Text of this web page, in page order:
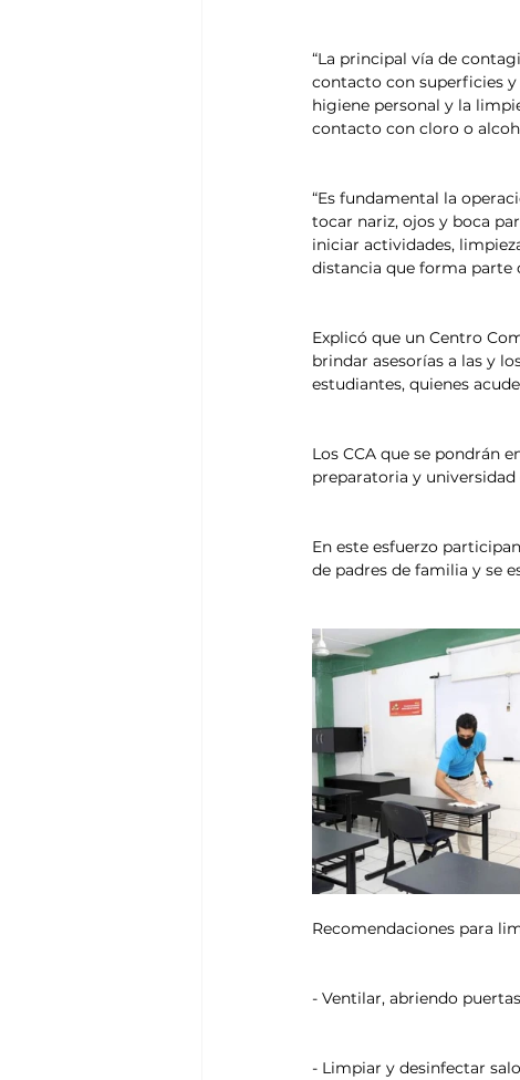
“La principal vía de
contacto con superficies
higiene personal y la
contacto con cloro o
“Es fundamental la
tocar nariz, ojos y boca
iniciar actividades,
distancia que forma parte
Explicó que un Centro
brindar asesorías a las y
estudiantes, quienes
Los CCA que se pondrán
preparatoria y
En este esfuerzo
de padres de familia y se
Recomendaciones para
- Ventilar, abriendo
- Limpiar y desinfectar